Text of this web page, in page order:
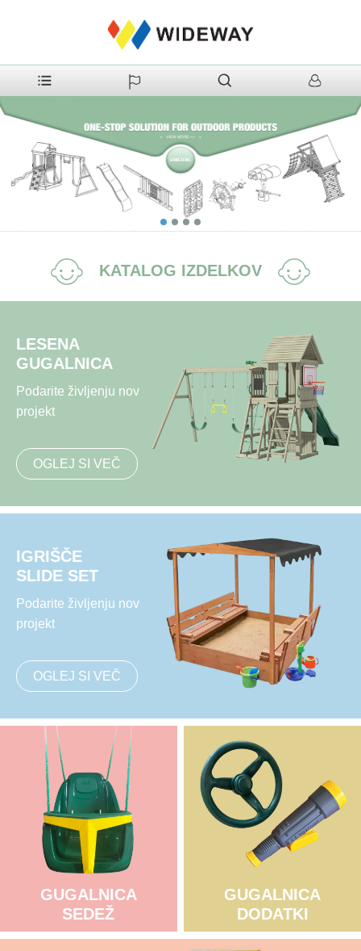
KATALOG IZDELKOV
LESENA
GUGALNICA
Podarite življenju nov
projekt
OGLEJ SI VEČ
IGRIŠČE
SLIDE SET
Podarite življenju nov
projekt
OGLEJ SI VEČ
GUGALNICA
SEDEŽ
GUGALNICA
DODATKI